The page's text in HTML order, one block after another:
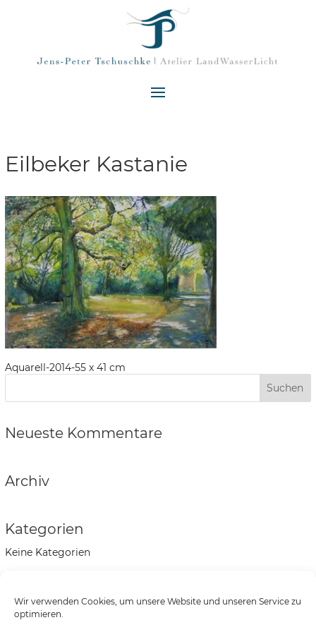
Wir verwenden Cookies, um unsere Website und unseren Service zu
optimieren.
Eilbeker Kastanie
Aquarell-2014-55 x 41 cm
Neueste Kommentare
Archiv
Kategorien
Keine Kategorien
Anmelden